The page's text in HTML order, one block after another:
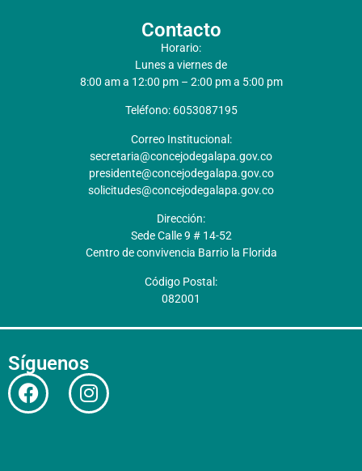
Contacto
Horario:
Lunes a viernes de
8:00 am a 12:00 pm – 2:00 pm a 5:00 pm
Teléfono: 6053087195
Correo Institucional:
secretaria@concejodegalapa.gov.co
presidente@concejodegalapa.gov.co
solicitudes@concejodegalapa.gov.co
Dirección:
Sede Calle 9 # 14-52
Centro de convivencia Barrio la Florida
Código Postal:
082001
Síguenos